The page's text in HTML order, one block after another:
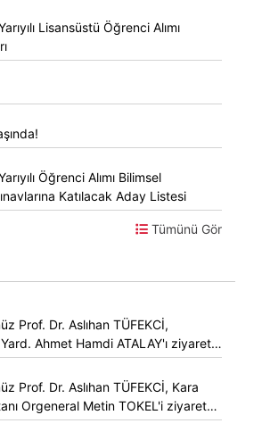
Lisansüstü Öğrenci Alımı
Öğrenci Alımı Bilimsel
Katılacak Aday Listesi
Tümünü Gör
Prof. Dr. Aslıhan TÜFEKCİ,
Ahmet Hamdi ATALAY'ı ziyaret
Prof. Dr. Aslıhan TÜFEKCİ, Kara
Orgeneral Metin TOKEL'i ziyaret